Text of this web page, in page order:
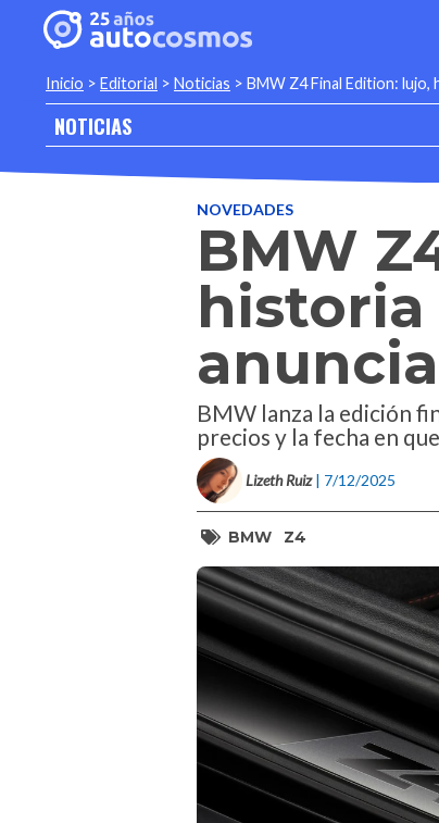
Inicio > Editorial > Noticias > BMW Z4 Final Edition: lujo,
NOTICIAS
NOVEDADES
BMW
historia
BMW lanza la edición
precios y la fecha en
Lizeth Ruiz | 7/12/2025
BMW Z4